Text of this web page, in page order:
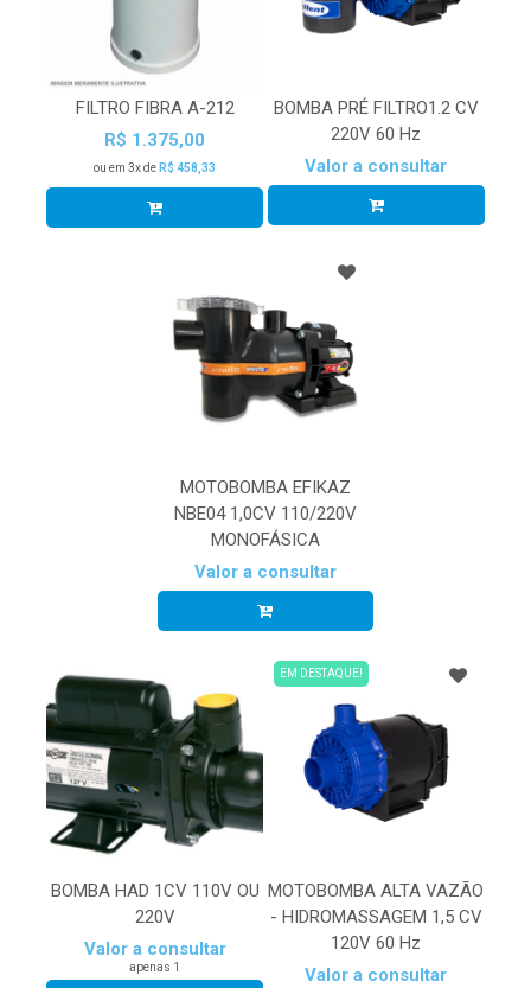
FILTRO FIBRA A-212
R$ 1.375,00
ou em 3x de R$ 458,33
BOMBA PRÉ FILTRO1.2 CV
220V 60 Hz
Valor a consultar
MOTOBOMBA EFIKAZ
NBE04 1,0CV 110/220V
MONOFÁSICA
Valor a consultar
BOMBA HAD 1CV 110V OU
220V
Valor a consultar
apenas 1
EM DESTAQUE!
MOTOBOMBA ALTA VAZÃO
- HIDROMASSAGEM 1,5 CV
120V 60 Hz
Valor a consultar